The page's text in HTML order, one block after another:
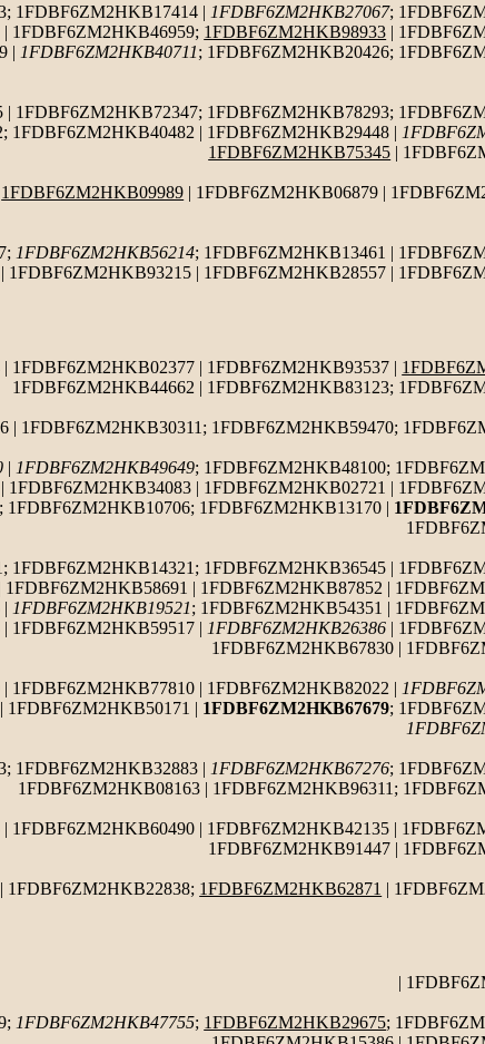
1FDBF6ZM2HKB17414 | 1FDBF6ZM2HKB27067;
1FDBF6ZM2HKB46959; 1FDBF6ZM2HKB98933 |
| 1FDBF6ZM2HKB40711; 1FDBF6ZM2HKB20426;
| 1FDBF6ZM2HKB72347; 1FDBF6ZM2HKB78293;
| 1FDBF6ZM2HKB29448 |
1FDBF6ZM2HKB75345 |
1FDBF6ZM2HKB09989 | 1FDBF6ZM2HKB06879 |
1FDBF6ZM2HKB56214; 1FDBF6ZM2HKB13461 |
| 1FDBF6ZM2HKB28557 |
1FDBF6ZM2HKB02377 | 1FDBF6ZM2HKB93537 |
1FDBF6ZM2HKB44662 | 1FDBF6ZM2HKB83123;
| 1FDBF6ZM2HKB30311; 1FDBF6ZM2HKB59470;
| 1FDBF6ZM2HKB49649; 1FDBF6ZM2HKB48100;
| 1FDBF6ZM2HKB02721 |
1FDBF6ZM2HKB13170 |
1FDBF6ZM2HKB14321; 1FDBF6ZM2HKB36545 |
| 1FDBF6ZM2HKB58691 | 1FDBF6ZM2HKB87852 |
1FDBF6ZM2HKB19521; 1FDBF6ZM2HKB54351 |
1FDBF6ZM2HKB59517 | 1FDBF6ZM2HKB26386 |
1FDBF6ZM2HKB67830 |
| 1FDBF6ZM2HKB82022 |
1FDBF6ZM2HKB50171 | 1FDBF6ZM2HKB67679;
1FDBF6ZM2HKB32883 | 1FDBF6ZM2HKB67276;
1FDBF6ZM2HKB08163 | 1FDBF6ZM2HKB96311;
1FDBF6ZM2HKB60490 | 1FDBF6ZM2HKB42135 |
1FDBF6ZM2HKB91447 |
1FDBF6ZM2HKB22838; 1FDBF6ZM2HKB62871 |
|
1FDBF6ZM2HKB47755; 1FDBF6ZM2HKB29675;